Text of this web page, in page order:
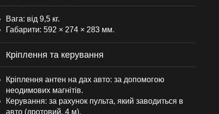
Вага: від 9,5 кг.
Габарити: 592 × 274 × 283 мм.
Кріплення та керування
Кріплення антен на дах авто: за допомогою
неодимових магнітів.
Керування: за рахунок пульта, який заводиться в
авто (дротовий, 4 м).